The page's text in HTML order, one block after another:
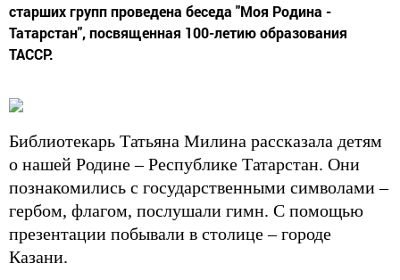
старших групп проведена беседа "Моя Родина -
Татарстан", посвященная 100-летию образования
ТАССР.
Библиотекарь Татьяна Милина рассказала детям
о нашей Родине – Республике Татарстан. Они
познакомились с государственными символами –
гербом, флагом, послушали гимн. С помощью
презентации побывали в столице – городе
Казани.